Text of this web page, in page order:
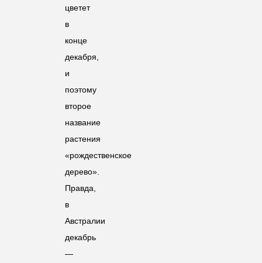
цветет
в
конце
декабря,
и
поэтому
второе
название
растения
«рождественское
дерево».
Правда,
в
Австралии
декабрь
—